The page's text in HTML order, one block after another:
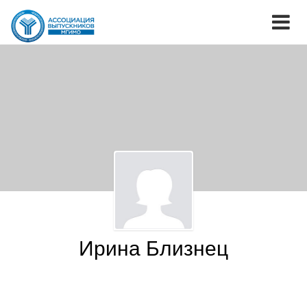
Ирина Близнец